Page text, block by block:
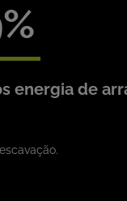
energia de